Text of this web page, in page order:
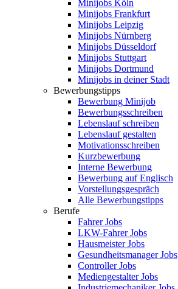
Minijobs Köln
Minijobs Frankfurt
Minijobs Leipzig
Minijobs Nürnberg
Minijobs Düsseldorf
Minijobs Stuttgart
Minijobs Dortmund
Minijobs in deiner Stadt
Bewerbungstipps
Bewerbung Minijob
Bewerbungsschreiben
Lebenslauf schreiben
Lebenslauf gestalten
Motivationsschreiben
Kurzbewerbung
Interne Bewerbung
Bewerbung auf Englisch
Vorstellungsgespräch
Alle Bewerbungstipps
Berufe
Fahrer Jobs
LKW-Fahrer Jobs
Hausmeister Jobs
Gesundheitsmanager Jobs
Controller Jobs
Mediengestalter Jobs